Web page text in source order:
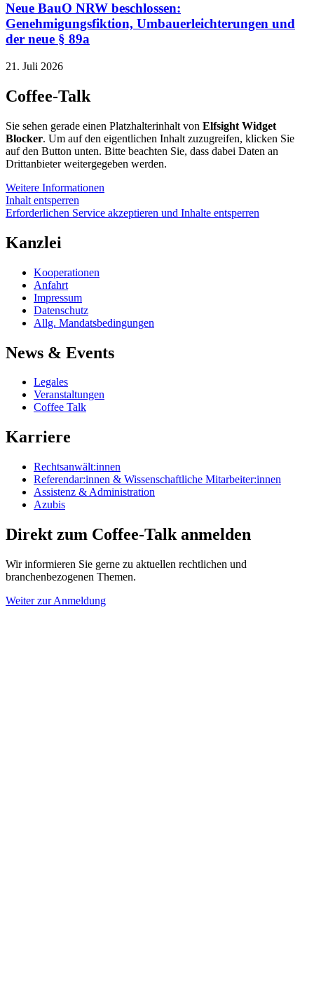
Neue BauO NRW beschlossen:
Genehmigungsfiktion, Umbauerleichterungen und
der neue § 89a
21. Juli 2026
Coffee-Talk
Sie sehen gerade einen Platzhalterinhalt von Elfsight Widget
Blocker. Um auf den eigentlichen Inhalt zuzugreifen, klicken Sie
auf den Button unten. Bitte beachten Sie, dass dabei Daten an
Drittanbieter weitergegeben werden.
Weitere Informationen
Inhalt entsperren
Erforderlichen Service akzeptieren und Inhalte entsperren
Kanzlei
Kooperationen
Anfahrt
Impressum
Datenschutz
Allg. Mandatsbedingungen
News & Events
Legales
Veranstaltungen
Coffee Talk
Karriere
Rechtsanwält:innen
Referendar:innen & Wissenschaftliche Mitarbeiter:innen
Assistenz & Administration
Azubis
Direkt zum Coffee-Talk anmelden
Wir informieren Sie gerne zu aktuellen rechtlichen und
branchenbezogenen Themen.
Weiter zur Anmeldung